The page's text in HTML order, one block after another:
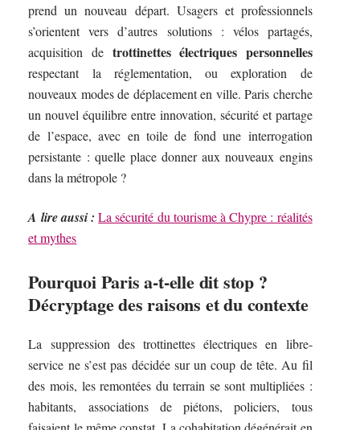
prend un nouveau départ. Usagers et professionnels
s’orientent vers d’autres solutions : vélos partagés,
acquisition de trottinettes électriques personnelles
respectant la réglementation, ou exploration de
nouveaux modes de déplacement en ville. Paris cherche
un nouvel équilibre entre innovation, sécurité et partage
de l’espace, avec en toile de fond une interrogation
persistante : quelle place donner aux nouveaux engins
dans la métropole ?
A lire aussi : La sécurité du tourisme à Chypre : réalités
et mythes
Pourquoi Paris a-t-elle dit stop ?
Décryptage des raisons et du contexte
La suppression des trottinettes électriques en libre-
service ne s’est pas décidée sur un coup de tête. Au fil
des mois, les remontées du terrain se sont multipliées :
habitants, associations de piétons, policiers, tous